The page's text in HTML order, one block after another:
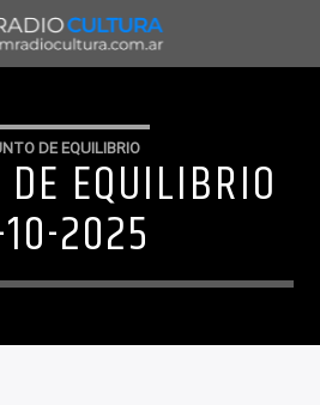
DE EQUILIBRIO
EQUILIBRIO
2025